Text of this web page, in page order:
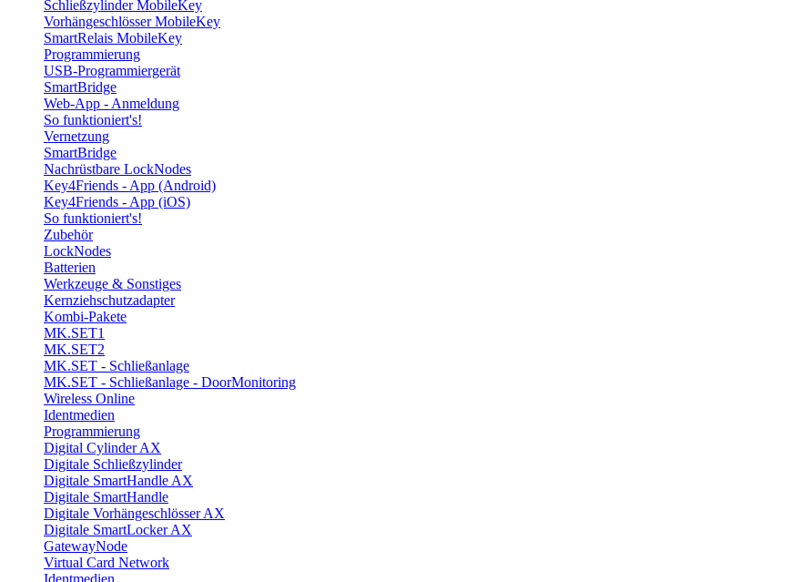
Schließzylinder MobileKey
Vorhängeschlösser MobileKey
SmartRelais MobileKey
Programmierung
USB-Programmiergerät
SmartBridge
Web-App - Anmeldung
So funktioniert's!
Vernetzung
SmartBridge
Nachrüstbare LockNodes
Key4Friends - App (Android)
Key4Friends - App (iOS)
So funktioniert's!
Zubehör
LockNodes
Batterien
Werkzeuge & Sonstiges
Kernziehschutzadapter
Kombi-Pakete
MK.SET1
MK.SET2
MK.SET - Schließanlage
MK.SET - Schließanlage - DoorMonitoring
Wireless Online
Identmedien
Programmierung
Digital Cylinder AX
Digitale Schließzylinder
Digitale SmartHandle AX
Digitale SmartHandle
Digitale Vorhängeschlösser AX
Digitale SmartLocker AX
GatewayNode
Virtual Card Network
Identmedien